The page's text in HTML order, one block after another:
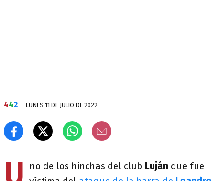
442 LUNES 11 DE JULIO DE 2022
U no de los hinchas del club Luján que fue